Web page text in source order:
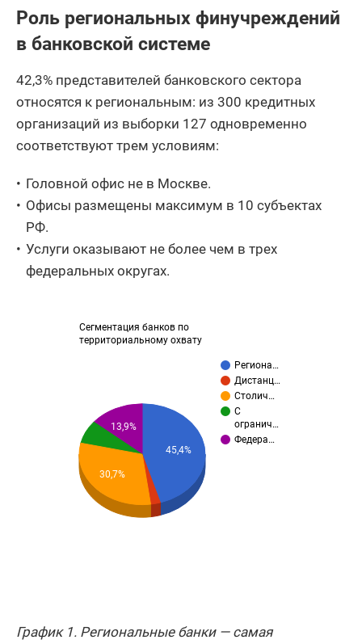
Роль региональных финучреждений
в банковской системе
42,3% представителей банковского сектора
относятся к региональным: из 300 кредитных
организаций из выборки 127 одновременно
соответствуют трем условиям:
Головной офис не в Москве.
Офисы размещены максимум в 10 субъектах
РФ.
Услуги оказывают не более чем в трех
федеральных округах.
Сегментация банков по
территориальному охвату
Региона…
Дистанц…
Столич…
С
огранич…
Федера…
45,4%
13,9%
30,7%
График 1. Региональные банки — самая